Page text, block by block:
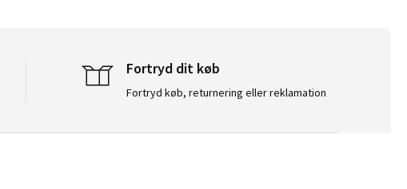
Fortryd dit køb
Fortryd køb, returnering eller reklamation